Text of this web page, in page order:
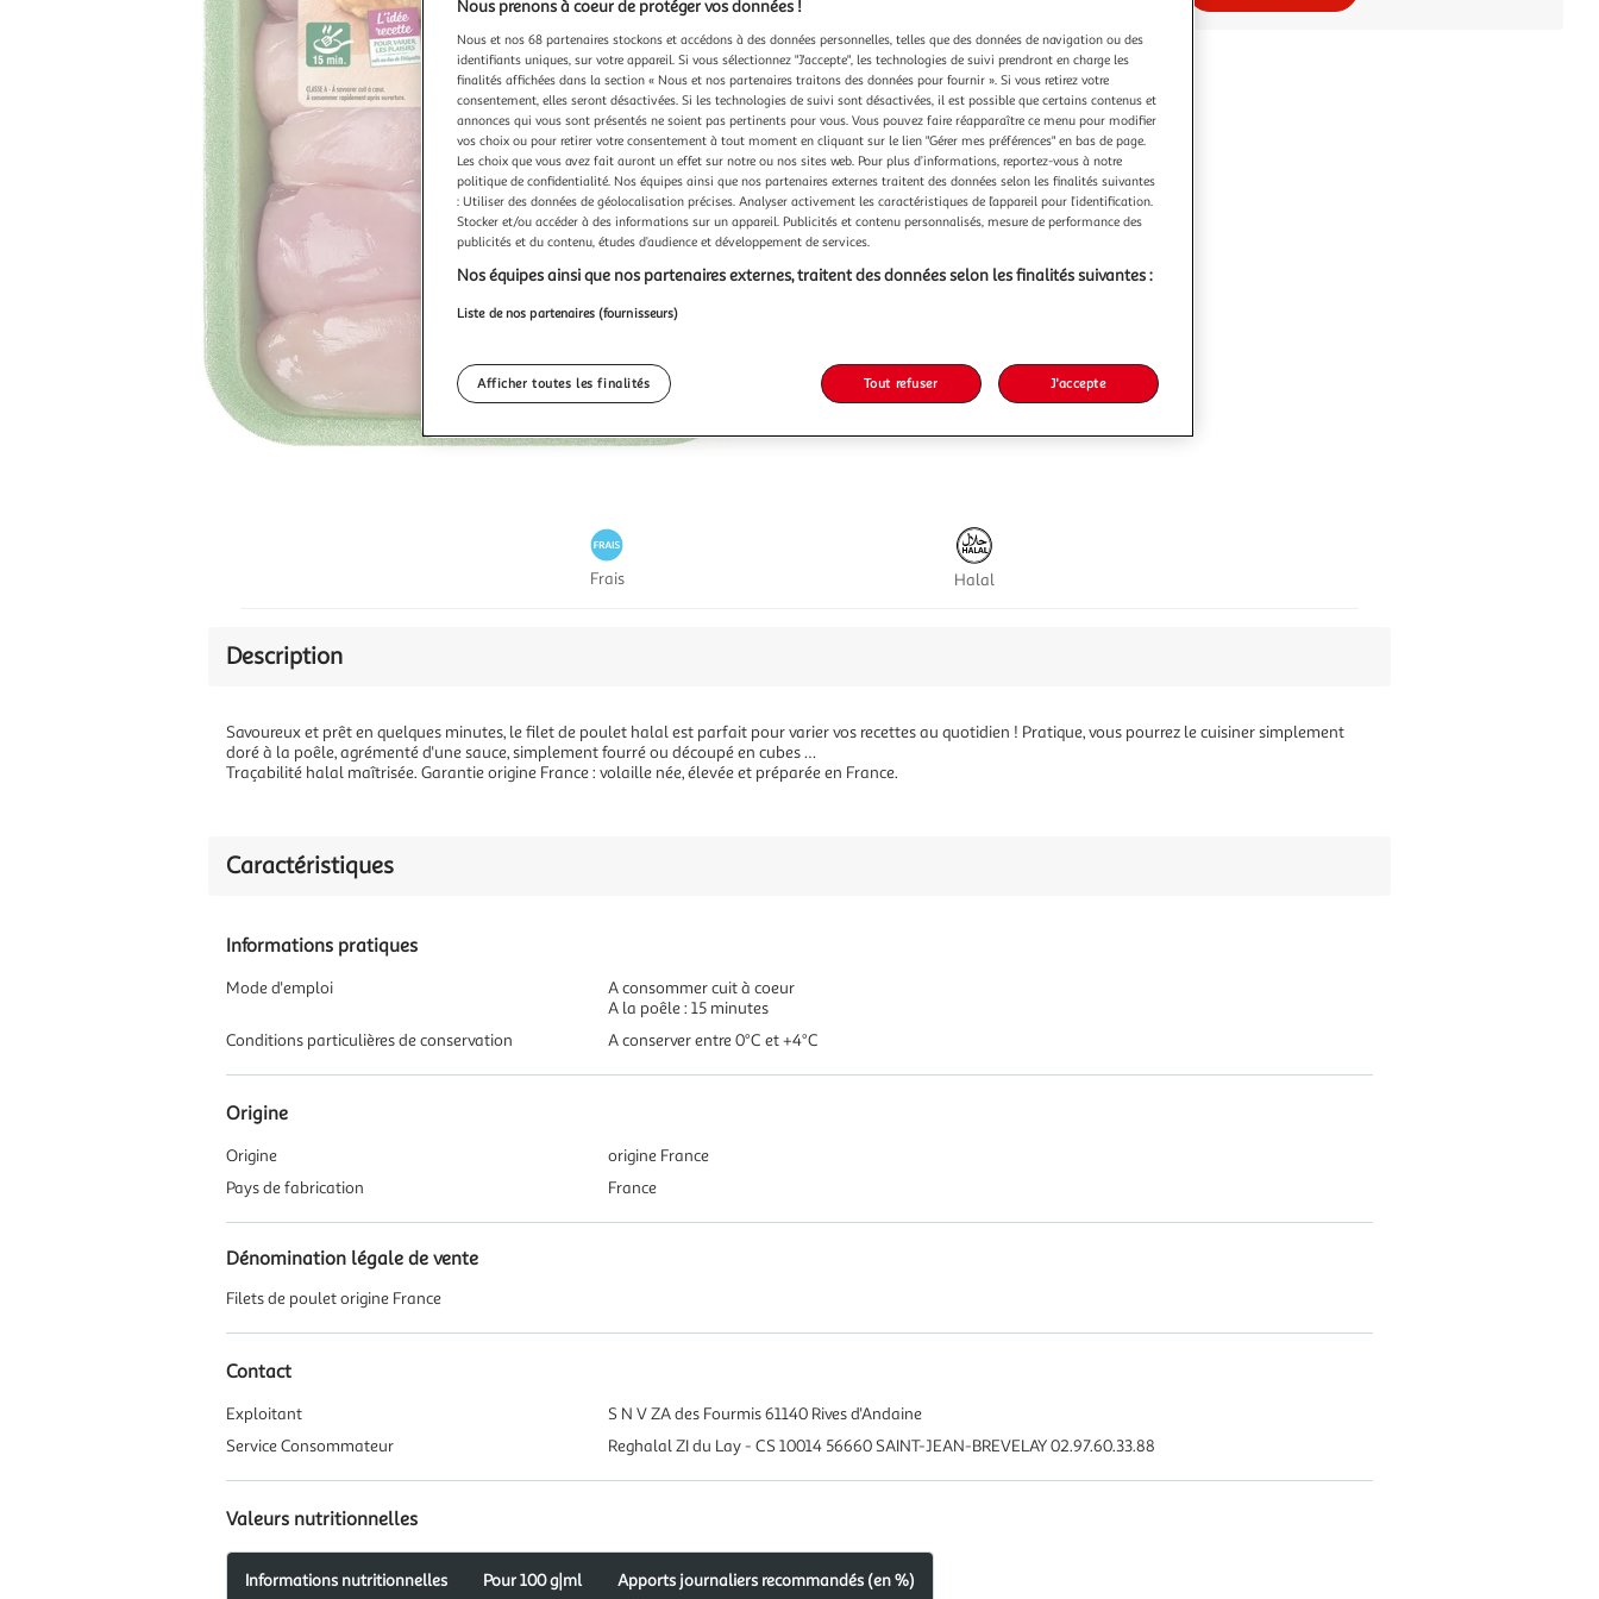
Frais Halal
Description
Savoureux et prêt en quelques minutes, le filet de poulet halal est parfait pour varier vos recettes au quotidien ! Pratique, vous pourrez le cuisiner simplement
doré à la poêle, agrémenté d'une sauce, simplement fourré ou découpé en cubes …
Traçabilité halal maîtrisée. Garantie origine France : volaille née, élevée et préparée en France.
Caractéristiques
Informations pratiques
Mode d'emploi
A consommer cuit à coeur
A la poêle : 15 minutes
Conditions particulières de conservation
A conserver entre 0°C et +4°C
Origine
Origine
origine France
Pays de fabrication
France
Dénomination légale de vente
Filets de poulet origine France
Contact
Exploitant
S N V ZA des Fourmis 61140 Rives d'Andaine
Service Consommateur
Reghalal ZI du Lay - CS 10014 56660 SAINT-JEAN-BREVELAY 02.97.60.33.88
Valeurs nutritionnelles
Informations nutritionnelles Pour 100 g|ml Apports journaliers recommandés (en %)
Nous prenons à coeur de protéger vos données !
Nous et nos 68 partenaires stockons et accédons à des données personnelles, telles que des données de navigation ou des
identifiants uniques, sur votre appareil. Si vous sélectionnez "J'accepte", les technologies de suivi prendront en charge les
finalités affichées dans la section « Nous et nos partenaires traitons des données pour fournir ». Si vous retirez votre
consentement, elles seront désactivées. Si les technologies de suivi sont désactivées, il est possible que certains contenus et
annonces qui vous sont présentés ne soient pas pertinents pour vous. Vous pouvez faire réapparaître ce menu pour modifier
vos choix ou pour retirer votre consentement à tout moment en cliquant sur le lien "Gérer mes préférences" en bas de page.
Les choix que vous avez fait auront un effet sur notre ou nos sites web. Pour plus d’informations, reportez-vous à notre
politique de confidentialité. Nos équipes ainsi que nos partenaires externes traitent des données selon les finalités suivantes
: Utiliser des données de géolocalisation précises. Analyser activement les caractéristiques de l’appareil pour l’identification.
Stocker et/ou accéder à des informations sur un appareil. Publicités et contenu personnalisés, mesure de performance des
publicités et du contenu, études d’audience et développement de services.
Nos équipes ainsi que nos partenaires externes, traitent des données selon les finalités suivantes :
Liste de nos partenaires (fournisseurs)
Afficher toutes les finalités Tout refuser J'accepte